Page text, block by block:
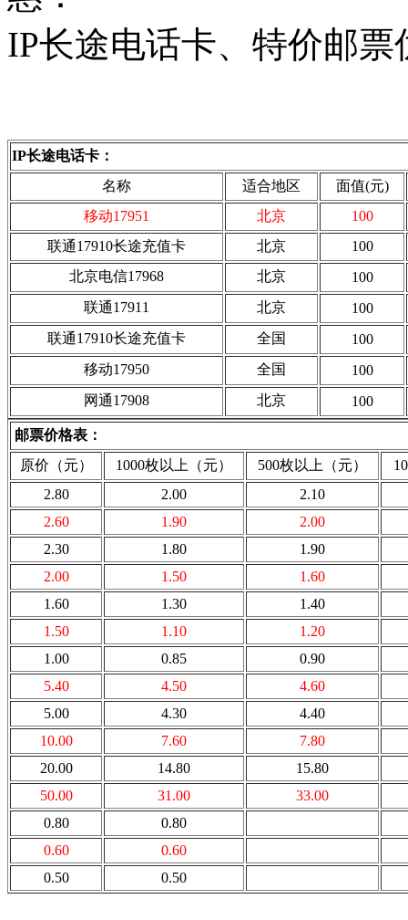
IP长途电话卡、特价邮票
IP长途电话卡：
名称
适合地区
面值(元)
移动17951
北京
100
联通17910长途充值卡
北京
100
北京电信17968
北京
100
联通17911
北京
100
联通17910长途充值卡
全国
100
移动17950
全国
100
网通17908
北京 100
邮票价格表：
原价（元）
1000枚以上（元） 500枚以上（元）
2.80
2.00
2.10
2.60
1.90
2.00
2.30
1.80
1.90
2.00
1.50
1.60
1.60
1.30
1.40
1.50
1.10
1.20
1.00
0.85
0.90
5.40
4.50
4.60
5.00
4.30
4.40
10.00
7.60
7.80
20.00
14.80
15.80
50.00
31.00
33.00
0.80
0.80
0.60
0.60
0.50
0.50